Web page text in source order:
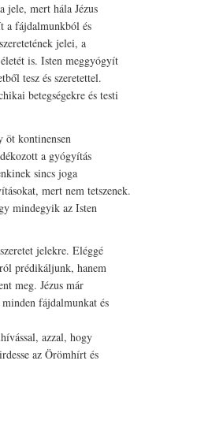
jele, mert hála Jézus
a fájdalmunkból és
jelei, a
is. Isten meggyógyít
tesz és szeretettel.
betegségekre és testi
öt kontinensen
a gyógyítás
sincs joga
mert nem tetszenek.
mindegyik az Isten
jelekre. Eléggé
prédikáljunk, hanem
meg. Jézus már
fájdalmunkat és
azzal, hogy
az Örömhírt és